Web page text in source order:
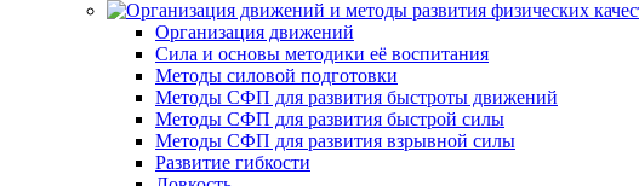
Организация движений
Сила и основы методики её воспитания
Методы силовой подготовки
Методы СФП для развития быстроты движений
Методы СФП для развития быстрой силы
Методы СФП для развития взрывной силы
Развитие гибкости